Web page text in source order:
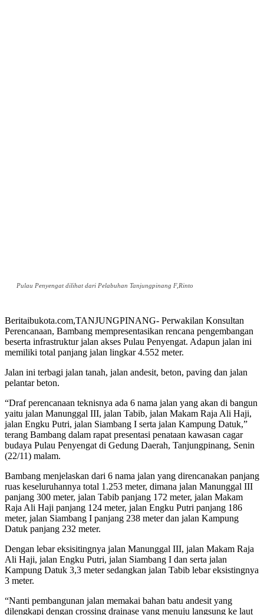
Pulau Penyengat dilihat dari Pelabuhan Tanjungpinang F,Rinto
Beritaibukota.com,TANJUNGPINANG- Perwakilan Konsultan
Perencanaan, Bambang mempresentasikan rencana pengembangan
beserta infrastruktur jalan akses Pulau Penyengat. Adapun jalan ini
memiliki total panjang jalan lingkar 4.552 meter.
Jalan ini terbagi jalan tanah, jalan andesit, beton, paving dan jalan
pelantar beton.
“Draf perencanaan teknisnya ada 6 nama jalan yang akan di bangun
yaitu jalan Manunggal III, jalan Tabib, jalan Makam Raja Ali Haji,
jalan Engku Putri, jalan Siambang I serta jalan Kampung Datuk,”
terang Bambang dalam rapat presentasi penataan kawasan cagar
budaya Pulau Penyengat di Gedung Daerah, Tanjungpinang, Senin
(22/11) malam.
Bambang menjelaskan dari 6 nama jalan yang direncanakan panjang
ruas keseluruhannya total 1.253 meter, dimana jalan Manunggal III
panjang 300 meter, jalan Tabib panjang 172 meter, jalan Makam
Raja Ali Haji panjang 124 meter, jalan Engku Putri panjang 186
meter, jalan Siambang I panjang 238 meter dan jalan Kampung
Datuk panjang 232 meter.
Dengan lebar eksisitingnya jalan Manunggal III, jalan Makam Raja
Ali Haji, jalan Engku Putri, jalan Siambang I dan serta jalan
Kampung Datuk 3,3 meter sedangkan jalan Tabib lebar eksistingnya
3 meter.
“Nanti pembangunan jalan memakai bahan batu andesit yang
dilengkapi dengan crossing drainase yang menuju langsung ke laut